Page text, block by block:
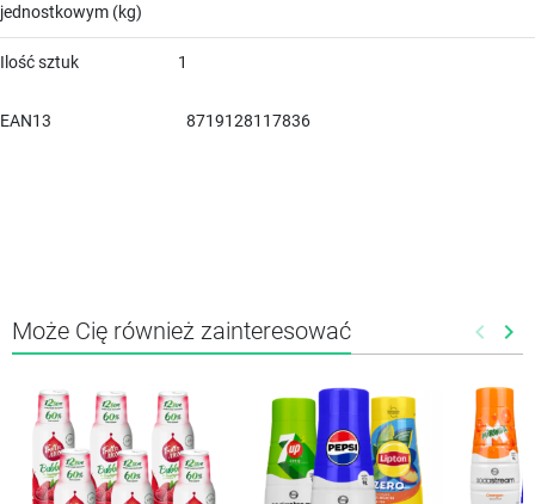
jednostkowym (kg)
Ilość sztuk 1
EAN13 8719128117836
Może Cię również zainteresować keyboard_arrow_left keyboard_arrow_right